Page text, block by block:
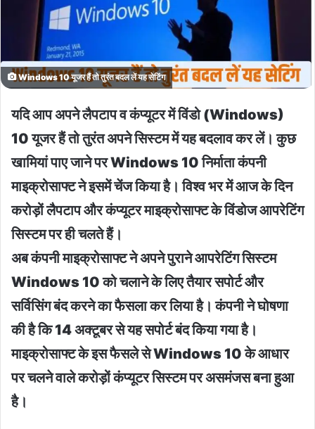
Windows 10 यूजर हैं तो तुरंत बदल लें यह सेटिंग
यदि आप अपने लैपटाप व कंप्यूटर में विंडो (Windows)
10 यूजर हैं तो तुरंत अपने सिस्टम में यह बदलाव कर लें। कुछ
खामियां पाए जाने पर Windows 10 निर्माता कंपनी
माइक्रोसाफ्ट ने इसमें चेंज किया है। विश्व भर में आज के दिन
करोड़ों लैपटाप और कंप्यूटर माइक्रोसाफ्ट के विंडोज आपरेटिंग
सिस्टम पर ही चलते हैं।
अब कंपनी माइक्रोसाफ्ट ने अपने पुराने आपरेटिंग सिस्टम
Windows 10 को चलाने के लिए तैयार सपोर्ट और
सर्विसिंग बंद करने का फैसला कर लिया है। कंपनी ने घोषणा
की है कि 14 अक्टूबर से यह सपोर्ट बंद किया गया है।
माइक्रोसाफ्ट के इस फैसले से Windows 10 के आधार
पर चलने वाले करोड़ों कंप्यूटर सिस्टम पर असमंजस बना हुआ
है।